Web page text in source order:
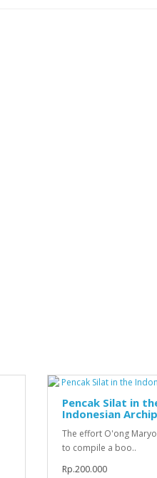
Pencak Silat in
Indonesian
The effort O'ong
to compile a boo..
Rp.200.000